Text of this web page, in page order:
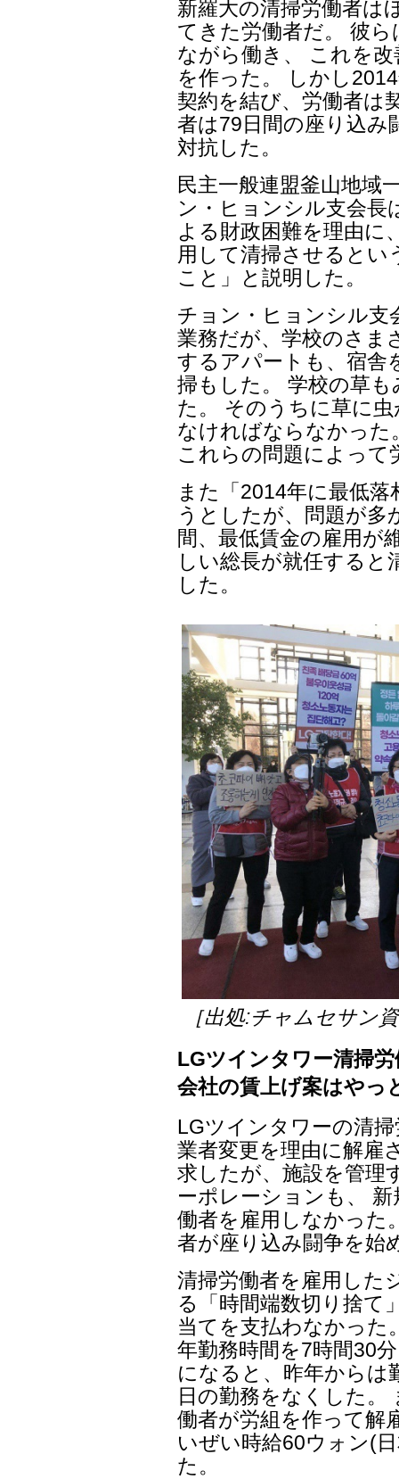
新羅大の清掃労働者は
てきた労働者だ。 彼
ながら働き、 これを
を作った。 しかし
契約を結び、労働者は
者は79日間の座り込み
対抗した。
民主一般連盟釜山地域
ン・ヒョンシル支会長
よる財政困難を理由に
用して清掃させるとい
こと」と説明した。
チョン・ヒョンシル支
業務だが、学校のさま
するアパートも、宿舎
掃もした。 学校の草
た。 そのうちに草に
なければならなかった
これらの問題によって
また「2014年に最低
うとしたが、問題が多
間、最低賃金の雇用が
しい総長が就任すると
した。
［出処:チャムセサン
LGツインタワー清掃
会社の賃上げ案はやっ
LGツインタワーの清
業者変更を理由に解雇
求したが、施設を管理
ーポレーションも、
働者を雇用しなかった
者が座り込み闘争を始
清掃労働者を雇用した
る「時間端数切り捨て
当てを支払わなかった
年勤務時間を7時間30
になると、昨年からは
日の勤務をなくした。
働者が労組を作って解
いぜい時給60ウォン(
た。